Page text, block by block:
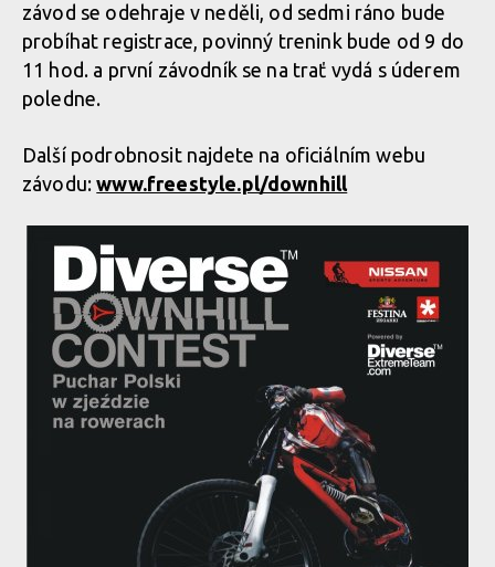
závod se odehraje v neděli, od sedmi ráno bude
probíhat registrace, povinný trenink bude od 9 do
11 hod. a první závodník se na trať vydá s úderem
poledne.
Další podrobnosit najdete na oficiálním webu
závodu:www.freestyle.pl/downhill